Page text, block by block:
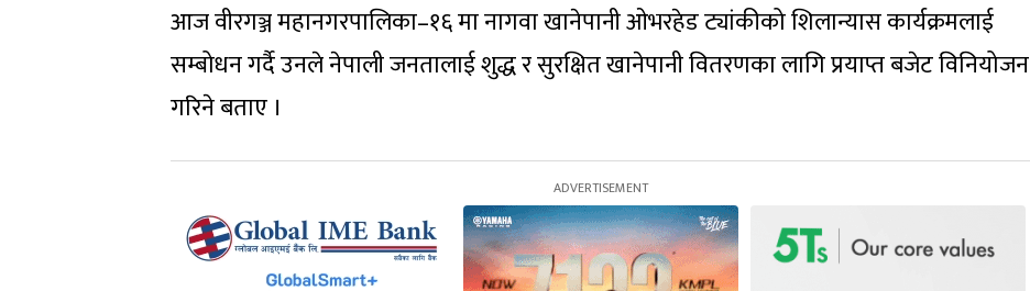
आज वीरगञ्ज महानगरपालिका–१६ मा नागवा खानेपानी ओभरहेड ट्यांकीको शिलान्यास कार्यक्रमलाई
सम्बोधन गर्दै उनले नेपाली जनतालाई शुद्ध र सुरक्षित खानेपानी वितरणका लागि प्रयाप्त बजेट विनियोजन
गरिने बताए ।